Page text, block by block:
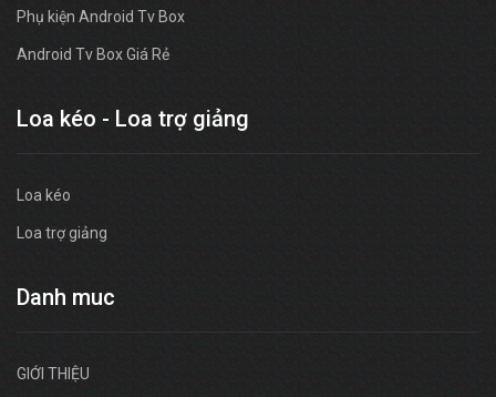
Phụ kiện Android Tv Box
Android Tv Box Giá Rẻ
Loa kéo - Loa trợ giảng
Loa kéo
Loa trợ giảng
Danh muc
GIỚI THIỆU